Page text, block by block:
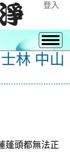
登入
林 中山
蓬頭都無法正